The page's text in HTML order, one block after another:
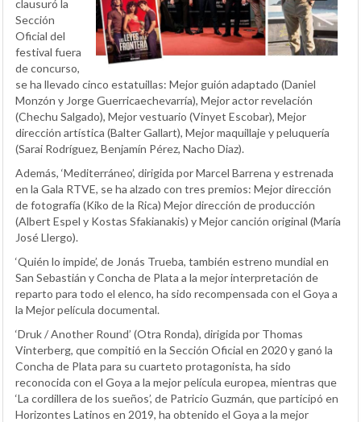
clausuró la
Sección
Oficial del
festival fuera
de concurso,
se ha llevado cinco estatuillas: Mejor guión adaptado (Daniel
Monzón y Jorge Guerricaechevarría), Mejor actor revelación
(Chechu Salgado), Mejor vestuario (Vinyet Escobar), Mejor
dirección artística (Balter Gallart), Mejor maquillaje y peluquería
(Sarai Rodríguez, Benjamín Pérez, Nacho Diaz).
Además, ‘Mediterráneo’, dirigida por Marcel Barrena y estrenada
en la Gala RTVE, se ha alzado con tres premios: Mejor dirección
de fotografía (Kiko de la Rica) Mejor dirección de producción
(Albert Espel y Kostas Sfakianakis) y Mejor canción original (María
José Llergo).
‘Quién lo impide’, de Jonás Trueba, también estreno mundial en
San Sebastián y Concha de Plata a la mejor interpretación de
reparto para todo el elenco, ha sido recompensada con el Goya a
la Mejor película documental.
‘Druk / Another Round’ (Otra Ronda), dirigida por Thomas
Vinterberg, que compitió en la Sección Oficial en 2020 y ganó la
Concha de Plata para su cuarteto protagonista, ha sido
reconocida con el Goya a la mejor película europea, mientras que
‘La cordillera de los sueños’, de Patricio Guzmán, que participó en
Horizontes Latinos en 2019, ha obtenido el Goya a la mejor